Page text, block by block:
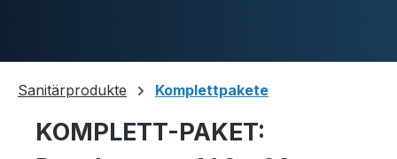
Duschwannen
Sanitärprodukte Komplettpakete
KOMPLETT-PAKET: